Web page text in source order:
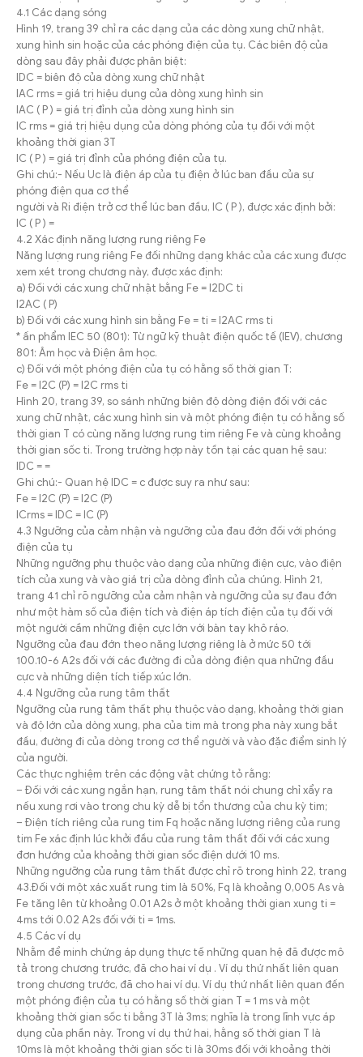
4.1 Các dạng sóng
Hình 19, trang 39 chỉ ra các dạng của các dòng xung chữ nhật,
xung hình sin hoặc của các phóng điện của tụ. Các biên độ của
dòng sau đây phải được phân biệt:
IDC = biên độ của dòng xung chữ nhật
IAC rms = giá trị hiệu dụng của dòng xung hình sin
IAC ( P ) = giá trị đỉnh của dòng xung hình sin
IC rms = giá trị hiệu dụng của dòng phóng của tụ đối với một
khoảng thời gian 3T
IC ( P ) = giá trị đỉnh của phóng điện của tụ.
Ghi chú:- Nếu Uc là điện áp của tụ điện ở lúc ban đầu của sự
phóng điện qua cơ thể
người và Ri điện trở cơ thể lúc ban đầu, IC ( P ), được xác định bởi:
IC ( P ) =
4.2 Xác định năng lượng rung riêng Fe
Năng lượng rung riêng Fe đối những dạng khác của các xung được
xem xét trong chương này, được xác định:
a) Đối với các xung chữ nhật bằng Fe = I2DC ti
I2AC ( P)
b) Đối với các xung hình sin bằng Fe = ti = I2AC rms ti
* ấn phẩm IEC 50 (801): Từ ngữ kỹ thuật điện quốc tế (IEV), chương
801: Âm học và Điện âm học.
c) Đối với một phóng điện của tụ có hằng số thời gian T:
Fe = I2C (P) = I2C rms ti
Hình 20, trang 39, so sánh những biên độ dòng điện đối với các
xung chữ nhật, các xung hình sin và một phóng điện tụ có hằng số
thời gian T có cùng năng lượng rung tim riêng Fe và cùng khoảng
thời gian sốc ti. Trong trường hợp này tồn tại các quan hệ sau:
IDC = =
Ghi chú:- Quan hệ IDC = c được suy ra như sau:
Fe = I2C (P) = I2C (P)
ICrms = IDC = IC (P)
4.3 Ngưỡng của cảm nhận và ngưỡng của đau đớn đối với phóng
điện của tụ
Những ngưỡng phụ thuộc vào dạng của những điện cực, vào điện
tích của xung và vào giá trị của dòng đỉnh của chúng. Hình 21,
trang 41 chỉ rõ ngưỡng của cảm nhận và ngưỡng của sự đau đớn
như một hàm số của điện tích và điện áp tích điện của tụ đối với
một người cầm những điện cực lớn với bàn tay khô ráo.
Ngưỡng của đau đớn theo năng lượng riêng là ở mức 50 tới
100.10-6 A2s đối với các đường đi của dòng điện qua những đầu
cực và những diện tích tiếp xúc lớn.
4.4 Ngưỡng của rung tâm thất
Ngưỡng của rung tâm thất phụ thuộc vào dạng, khoảng thời gian
và độ lớn của dòng xung, pha của tim mà trong pha này xung bắt
đầu, đường đi của dòng trong cơ thể người và vào đặc điểm sinh lý
của người.
Các thực nghiệm trên các động vật chứng tỏ rằng:
– Đối với các xung ngắn hạn, rung tâm thất nói chung chỉ xẩy ra
nếu xung rơi vào trong chu kỳ dễ bị tổn thương của chu kỳ tim;
– Điện tích riêng của rung tim Fq hoặc năng lượng riêng của rung
tim Fe xác định lúc khởi đầu của rung tâm thất đối với các xung
đơn hướng của khoảng thời gian sốc điện dưới 10 ms.
Những ngưỡng của rung tâm thất được chỉ rõ trong hình 22, trang
43.Đối với một xác xuất rung tim là 50%, Fq là khoảng 0,005 As và
Fe tăng lên từ khoảng 0.01 A2s ở một khoảng thời gian xung ti =
4ms tới 0.02 A2s đối với ti = 1ms.
4.5 Các ví dụ
Nhằm để minh chứng áp dụng thực tế những quan hệ đã được mô
tả trong chương trước, đã cho hai ví dụ . Ví dụ thứ nhất liên quan
trong chương trước, đã cho hai ví dụ. Ví dụ thứ nhất liên quan đến
một phóng điện của tụ có hằng số thời gian T = 1 ms và một
khoảng thời gian sốc ti bằng 3T là 3ms; nghĩa là trong lĩnh vực áp
dụng của phần này. Trong ví dụ thứ hai, hằng số thời gian T là
10ms là một khoảng thời gian sốc ti là 30ms đối với khoảng thời